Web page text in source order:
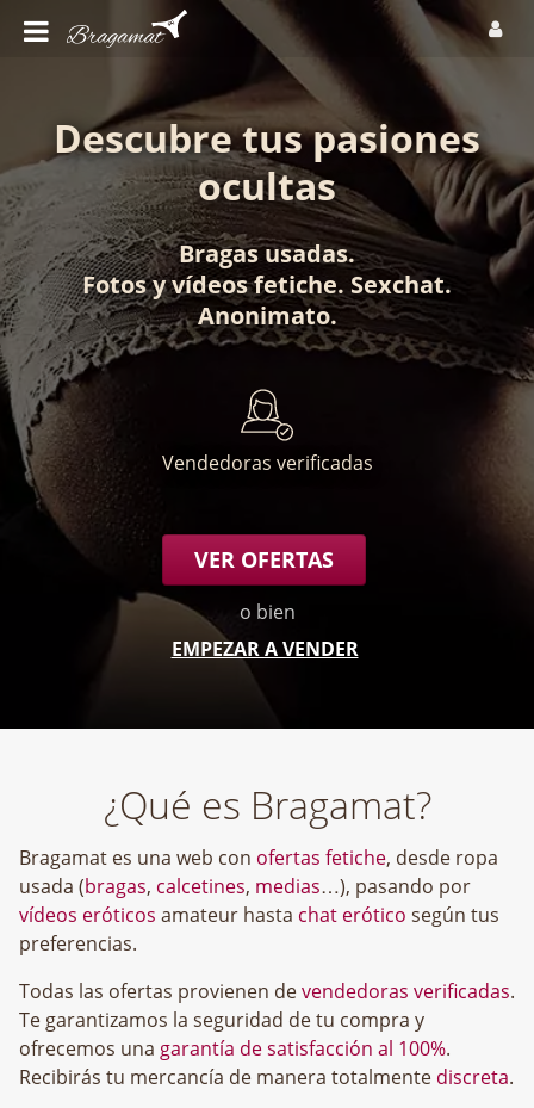
Descubre tus pasiones
ocultas
Bragas usadas.
Fotosyvídeos fetiche. Sexchat.
Anonimato.
Vendedoras verificadas
VER OFERTAS
o bien
EMPEZAR A VENDER
¿Qué es Bragamat?
Bragamat es una web con ofertas fetiche, desde ropa
usada (bragas, calcetines, medias…), pasando por
vídeos eróticos amateur hasta chat erótico según tus
preferencias.
Todas las ofertas provienen devendedoras verificadas.
Te garantizamos la seguridad de tu compra y
ofrecemos una garantía de satisfacción al 100%.
Recibirás tu mercancía de manera totalmente discreta.